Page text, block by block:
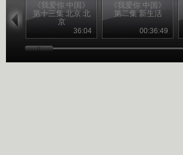
《我爱你 中国》
第十三集 北京 北
京
36:04
《我爱你 中国》
第二集 新生活
00:36:49